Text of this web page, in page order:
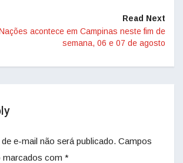
Read Next
acontece em Campinas neste fim de
semana, 06 e 07 de agosto
e-mail não será publicado. Campos
marcados com *